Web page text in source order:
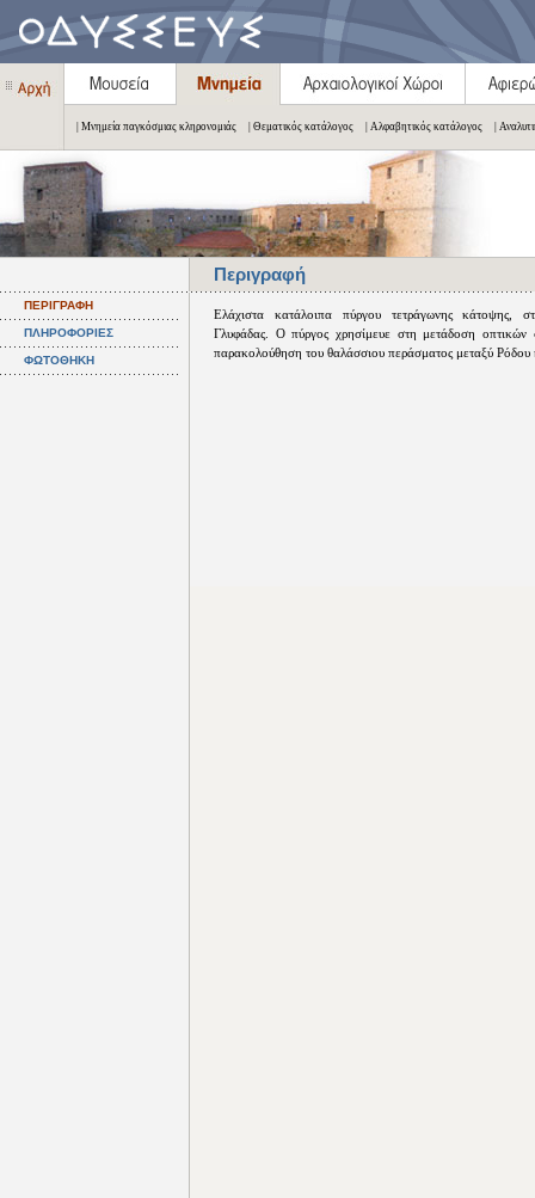
| Μνημεία παγκόσμιας κληρονομιάς | Θεματικός κατάλογος | Αλφαβητικός κατάλογος |
Περιγραφή
ΠΕΡΙΓΡΑΦΗ
ΠΛΗΡΟΦΟΡΙΕΣ
ΦΩΤΟΘΗΚΗ
Ελάχιστα κατάλοιπα πύργου τετράγωνης κάτοψης,
Γλυφάδας. Ο πύργος χρησίμευε στη μετάδοση οπτικών
παρακολούθηση του θαλάσσιου περάσματος μεταξύ